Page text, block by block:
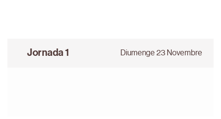
Jornada 1 Diumenge 23 Novembre